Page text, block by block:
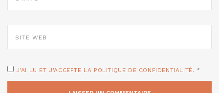
WEB
J'AI LU ET J'ACCEPTE LA POLITIQUE DE CONFIDENTIALITÉ. *